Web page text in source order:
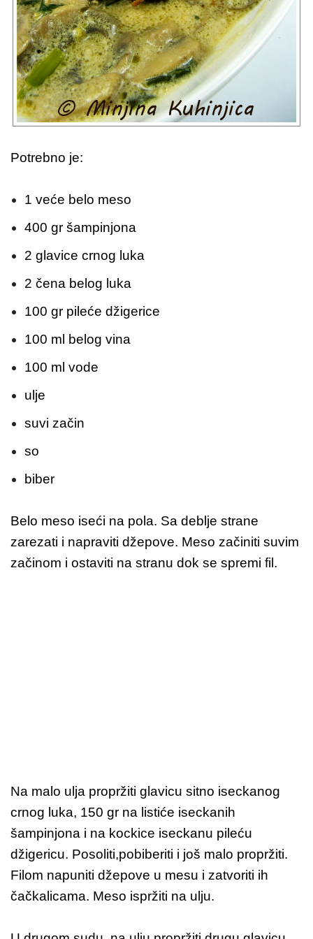
Potrebno je:
1 veće belo meso
400 gr šampinjona
2 glavice crnog luka
2 čena belog luka
100 gr pileće džigerice
100 ml belog vina
100 ml vode
ulje
suvi začin
so
biber
Belo meso iseći na pola. Sa deblje strane
zarezati i napraviti džepove. Meso začiniti suvim
začinom i ostaviti na stranu dok se spremi fil.
Na malo ulja propržiti glavicu sitno iseckanog
crnog luka, 150 gr na listiće iseckanih
šampinjona i na kockice iseckanu pileću
džigericu. Posoliti,pobiberiti i još malo propržiti.
Filom napuniti džepove u mesu i zatvoriti ih
čačkalicama. Meso ispržiti na ulju.